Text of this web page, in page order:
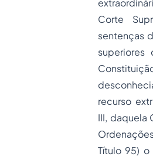
Corte
sentenças
superiores
recurso
III, daquela
Título 95) o